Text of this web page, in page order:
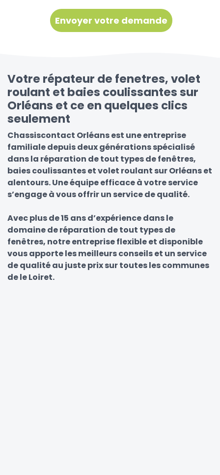
Votre répateur de fenetres, volet
roulant et baies coulissantes sur
Orléans et ce en quelques clics
seulement
Chassiscontact Orléans est une entreprise
familiale depuis deux générations spécialisé
dans la réparation de tout types de fenêtres,
baies coulissantes et volet roulant sur Orléans et
alentours. Une équipe efficace à votre service
s’engage à vous offrir un service de qualité.
Avec plus de 15 ans d’expérience dans le
domaine de réparation de tout types de
fenêtres, notre entreprise flexible et disponible
vous apporte les meilleurs conseils et un service
de qualité au juste prix sur toutes les communes
de le Loiret.